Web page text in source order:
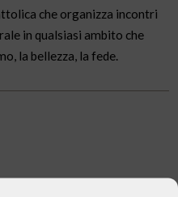
che organizza incontri
in qualsiasi ambito che
la bellezza, la fede.